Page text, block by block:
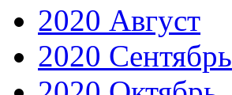
2020 Август
2020 Сентябрь